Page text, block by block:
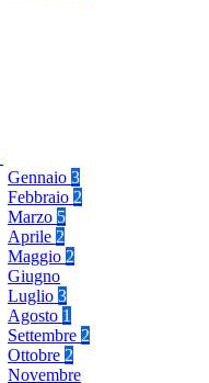
Gennaio 3
Febbraio 2
Marzo 5
Aprile 2
Maggio 2
Giugno
Luglio 3
Agosto 1
Settembre 2
Ottobre 2
Novembre